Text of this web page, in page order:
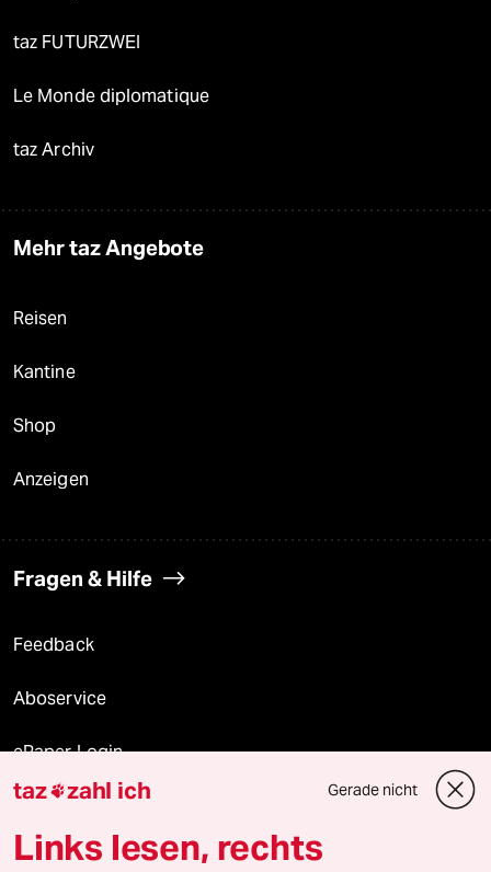
taz FUTURZWEI
Le Monde diplomatique
taz Archiv
Mehr taz Angebote
Reisen
Kantine
Shop
Anzeigen
Fragen & Hilfe
Feedback
Aboservice
ePaper Login
Downloads für Abonnierende
taz zahl ich Gerade nicht
Links lesen, rechts